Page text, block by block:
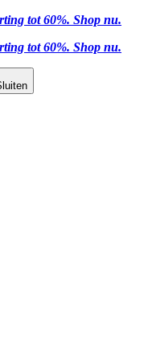
tot 60%. Shop nu.
tot 60%. Shop nu.